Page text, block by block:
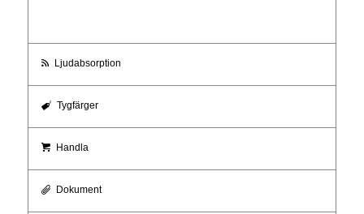
Ljudabsorption
Tygfärger
Handla
Dokument